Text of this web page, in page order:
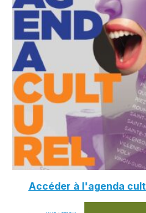
Accéder à l'agenda